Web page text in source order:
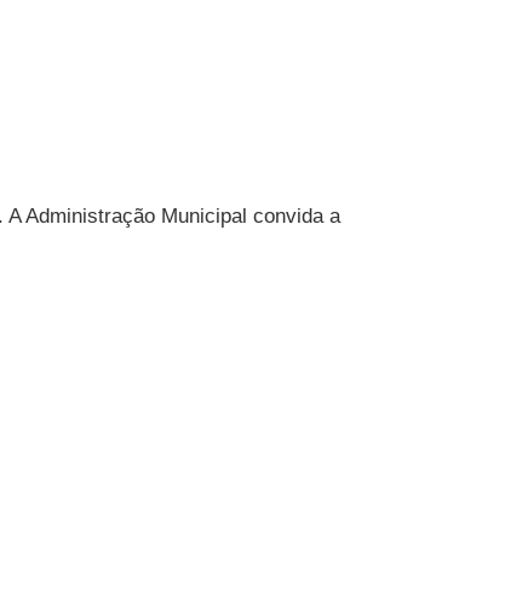
Administração Municipal convida a